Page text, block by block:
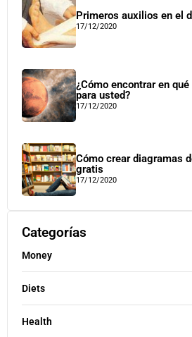
Primeros auxilios en el
17/12/2020
¿Cómo encontrar en
para usted?
17/12/2020
Cómo crear diagramas
gratis
17/12/2020
Categorías
Money
Diets
Health